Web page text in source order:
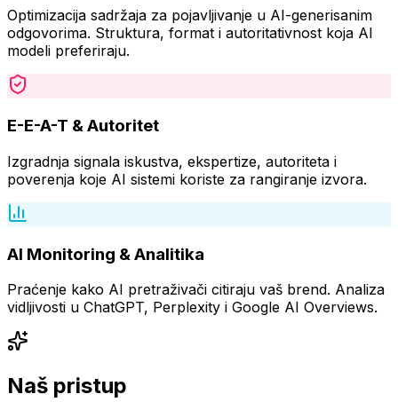
Optimizacija sadržaja za pojavljivanje u AI-generisanim
odgovorima. Struktura, format i autoritativnost koja AI
modeli preferiraju.
E-E-A-T & Autoritet
Izgradnja signala iskustva, ekspertize, autoriteta i
poverenja koje AI sistemi koriste za rangiranje izvora.
AI Monitoring & Analitika
Praćenje kako AI pretraživači citiraju vaš brend. Analiza
vidljivosti u ChatGPT, Perplexity i Google AI Overviews.
Naš pristup